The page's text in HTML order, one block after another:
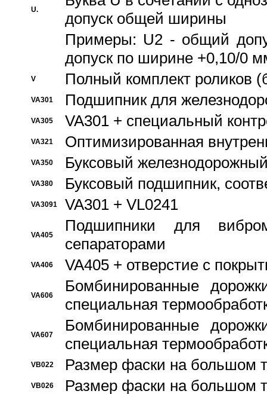
U.
допуск общей ширины
Примеры: U2 - общий
допуск по ширине +0,10/0
V Полный комплект роликов
VA301 Подшипник для
VA305 VA301 + специальный
VA321 Оптимизированная
VA350 Буксовый
VA380 Буксовый подшипник,
VA3091 VA301 + VL0241
VA405
Подшипники для
сепараторами
VA406 VA405 + отверстие с
VA606
Бомбинированные
специальная
VA607
Бомбинированные
специальная
VB022 Размер фаски на большом
VB026 Размер фаски на большом